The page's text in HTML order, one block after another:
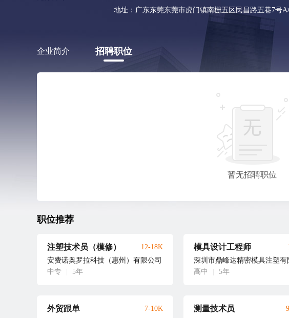
地址：广东东莞东莞市虎门镇南栅五区民昌路五巷7号A
企业简介 招聘职位
暂无招聘职位
职位推荐
注塑技术员（模修）
安费诺奥罗拉科技（惠州）有限公司
中专
5年
12-18K 模具设计工程师
深圳市鼎峰达精密模具注塑有
高中
5年
外贸跟单 7-10K 测量技术员